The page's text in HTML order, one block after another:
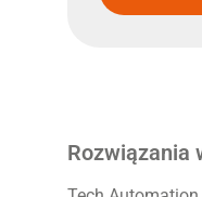
Rozwiązania